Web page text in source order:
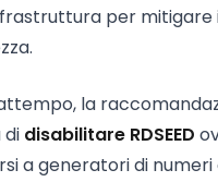
per mitigare
la
di disabilitare RDSEED
a generatori di numeri